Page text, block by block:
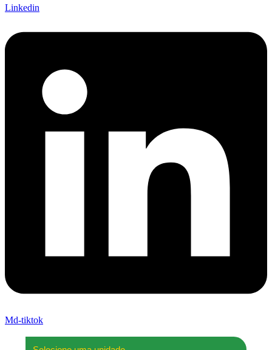
Linkedin
Md-tiktok